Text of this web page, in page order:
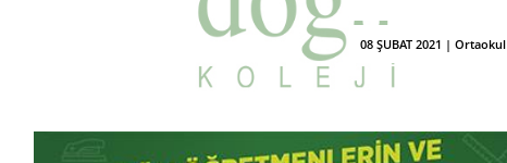
08 ŞUBAT 2021 | Ortaokul